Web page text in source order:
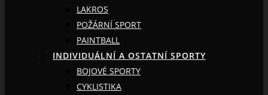
LAKROS
POŽÁRNÍ SPORT
PAINTBALL
INDIVIDUÁLNÍ A OSTATNÍ SPORTY
BOJOVÉ SPORTY
CYKLISTIKA